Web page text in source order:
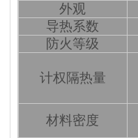
外观
导热系数
防火等级
计权隔热量
材料密度